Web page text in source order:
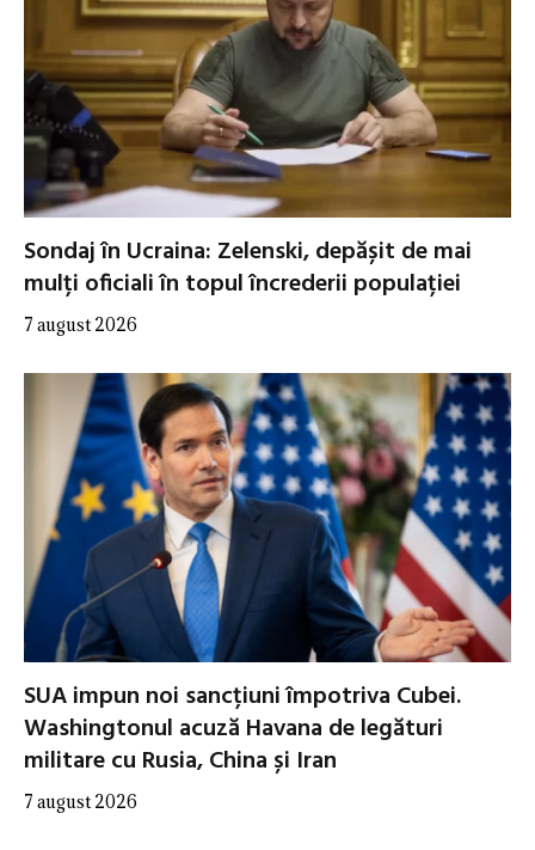
Sondaj în Ucraina: Zelenski, depășit de mai
mulți oficiali în topul încrederii populației
7 august 2026
SUA impun noi sancțiuni împotriva Cubei.
Washingtonul acuză Havana de legături
militare cu Rusia, China și Iran
7 august 2026